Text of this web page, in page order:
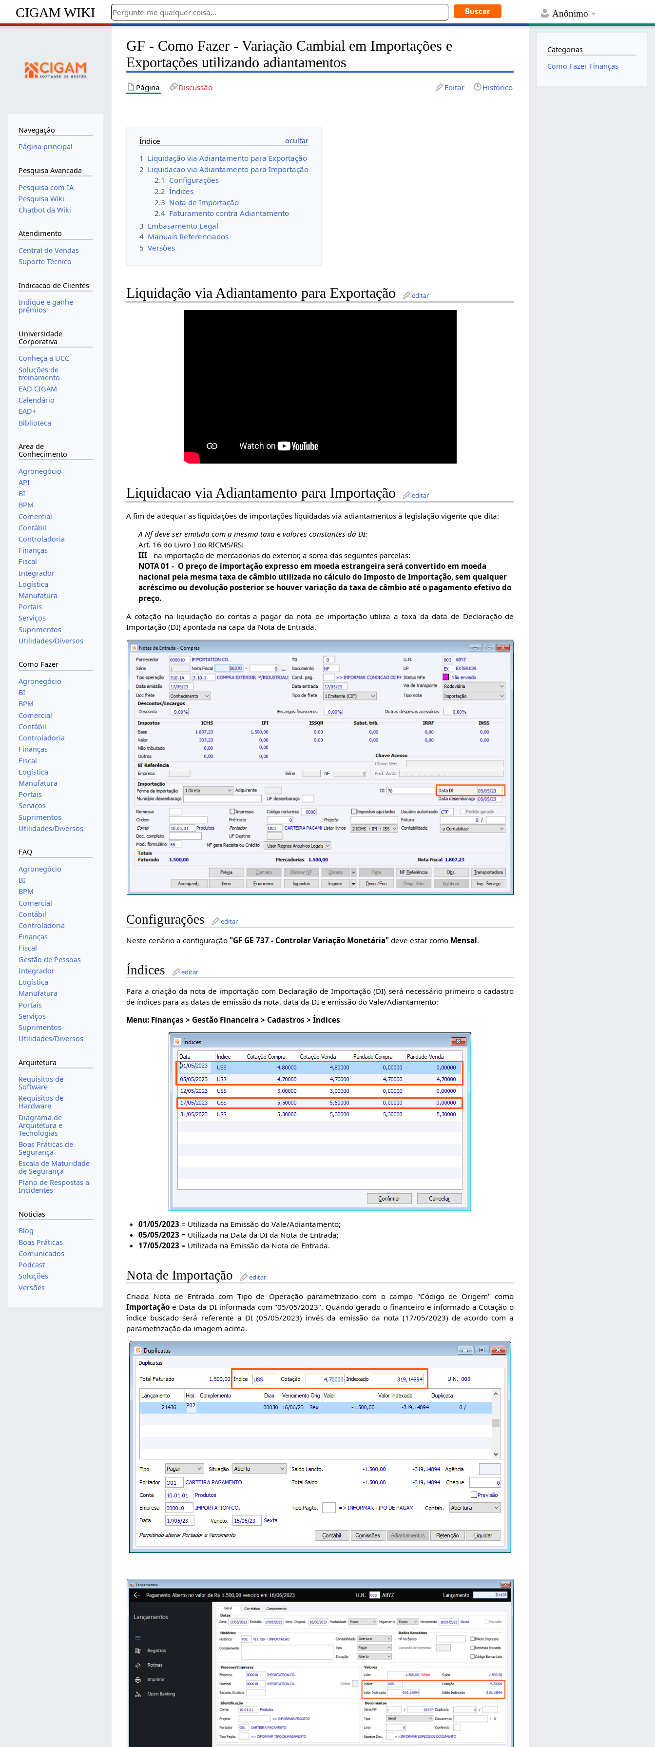
Anônimo
CIGAM WIKI
GF - Como Fazer - Variação Cambial em Importações e
Exportações utilizando adiantamentos
Página Discussão Editar Histórico
Índice
1 Liquidação via Adiantamento para Exportação
2 Liquidacao via Adiantamento para Importação
2.1 Configurações
2.2 Índices
2.3 Nota de Importação
2.4 Faturamento contra Adiantamento
3 Embasamento Legal
4 Manuais Referenciados
5 Versões
Liquidação via Adiantamento para Exportação editar
Liquidacao via Adiantamento para Importação editar
A fim de adequar as liquidações de importações liquidadas via adiantamentos à legislação vigente que dita:
A Nf deve ser emitida com a mesma taxa e valores constantes da DI:
Art. 16 do Livro I do RICMS/RS:
III- na importação de mercadorias do exterior, a soma das seguintes parcelas:
NOTA 01 - O preço de importação expresso em moeda estrangeira será convertido em moeda
nacional pela mesma taxa de câmbio utilizada no cálculo do Imposto de Importação, sem qualquer
acréscimo ou devolução posterior se houver variação da taxa de câmbio até o pagamento efetivo do
preço.
A cotação na liquidação do contas a pagar da nota de importação utiliza a taxa da data de Declaração de
Importação (DI) apontada na capa da Nota de Entrada.
Configurações editar
Neste cenário a configuração "GF GE 737 - Controlar Variação Monetária" deve estar como Mensal.
Índices editar
Para a criação da nota de importação com Declaração de Importação (DI) será necessário primeiro o cadastro
de índices para as datas de emissão da nota, data da DI e emissão do Vale/Adiantamento:
Menu: Finanças > Gestão Financeira > Cadastros > Índices
01/05/2023 = Utilizada na Emissão do Vale/Adiantamento;
05/05/2023 = Utilizada na Data da DI da Nota de Entrada;
17/05/2023 = Utilizada na Emissão da Nota de Entrada.
Nota de Importação editar
Criada Nota de Entrada com Tipo de Operação parametrizado com o campo "Código de Origem" como
Importação e Data da DI informada com "05/05/2023". Quando gerado o financeiro e informado a Cotação o
índice buscado será referente a DI (05/05/2023) invés da emissão da nota (17/05/2023) de acordo com a
parametrização da imagem acima.
Navegação
Página principal
Pesquisa Avancada
Pesquisa com IA
Pesquisa Wiki
Chatbot da Wiki
Atendimento
Central de Vendas
Suporte Técnico
Indicacao de Clientes
Indique e ganhe
prêmios
Universidade
Corporativa
Conheça a UCC
Soluções de
treinamento
EAD CIGAM
Calendário
EAD+
Biblioteca
Area de
Conhecimento
Agronegócio
API
BI
BPM
Comercial
Contábil
Controladoria
Finanças
Fiscal
Integrador
Logística
Manufatura
Portais
Serviços
Suprimentos
Utilidades/Diversos
Como Fazer
Agronegócio
BI
BPM
Comercial
Contábil
Controladoria
Finanças
Fiscal
Logística
Manufatura
Portais
Serviços
Suprimentos
Utilidades/Diversos
FAQ
Agronegócio
BI
BPM
Comercial
Contábil
Controladoria
Finanças
Fiscal
Gestão de Pessoas
Integrador
Logística
Manufatura
Portais
Serviços
Suprimentos
Utilidades/Diversos
Arquitetura
Requisitos de
Software
Requisitos de
Hardware
Diagrama de
Arquitetura e
Tecnologias
Boas Práticas de
Segurança
Escala de Maturidade
de Segurança
Plano de Respostas a
Incidentes
Noticias
Blog
Boas Práticas
Comunicados
Podcast
Soluções
Versões
Categorias
Como Fazer Finanças